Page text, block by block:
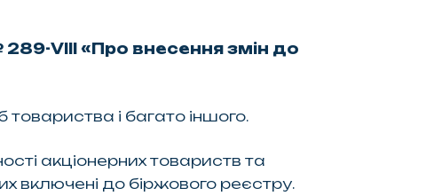
289-VIII «Про внесення змін до
і багато іншого.
акціонерних товариств та
включені до біржового реєстру.